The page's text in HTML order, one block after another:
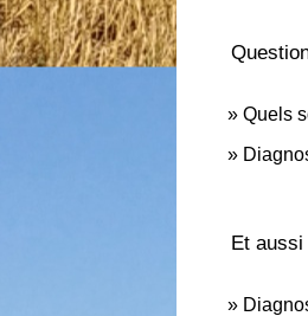
Quels
Et aussi